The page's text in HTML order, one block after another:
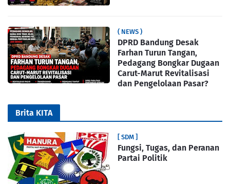
( NEWS )
DPRD Bandung Desak
Farhan Turun Tangan,
Pedagang Bongkar Dugaan
Carut-Marut Revitalisasi
dan Pengelolaan Pasar?
Brita KITA
[ SDM ]
Fungsi, Tugas, dan Peranan
Partai Politik